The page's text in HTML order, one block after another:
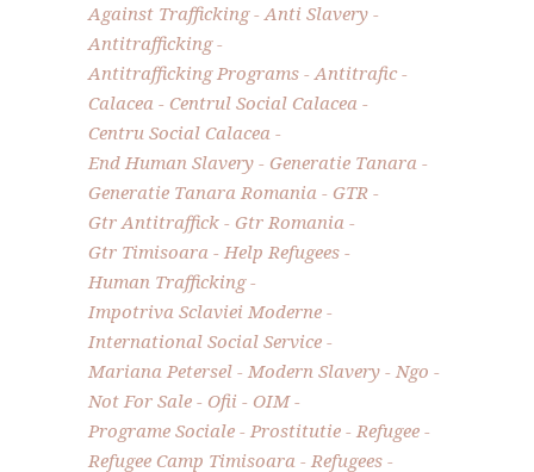
Against Trafficking
Anti Slavery
Antitrafficking
Antitrafficking Programs
Antitrafic
Calacea
Centrul Social Calacea
Centru Social Calacea
End Human Slavery
Generatie Tanara
Generatie Tanara Romania
GTR
Gtr Antitraffick
Gtr Romania
Gtr Timisoara
Help Refugees
Human Trafficking
Impotriva Sclaviei Moderne
International Social Service
Mariana Petersel
Modern Slavery
Ngo
Not For Sale
Ofii
OIM
Programe Sociale
Prostitutie
Refugee
Refugee Camp Timisoara
Refugees